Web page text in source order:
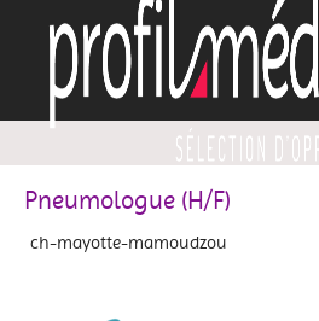
Pneumologue (H/F)
ch-mayotte-mamoudzou